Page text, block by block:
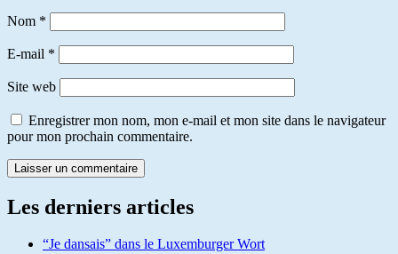
Nom *
E-mail *
Site web
Enregistrer mon nom, mon e-mail et mon site dans le navigateur
pour mon prochain commentaire.
Les derniers articles
“Je dansais” dans le Luxemburger Wort